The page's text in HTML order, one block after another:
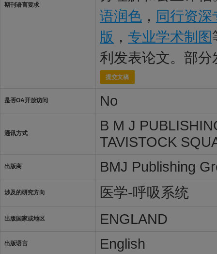
期刊语言要求
语润色 ， 同行资深
版 ， 专业学术制图
利发表论文。部
提交文稿
是否OA开放访问 No
通讯方式
B M J
TAVISTOCK
出版商 BMJ Publishing
涉及的研究方向 医学-呼吸系统
出版国家或地区 ENGLAND
出版语言 English